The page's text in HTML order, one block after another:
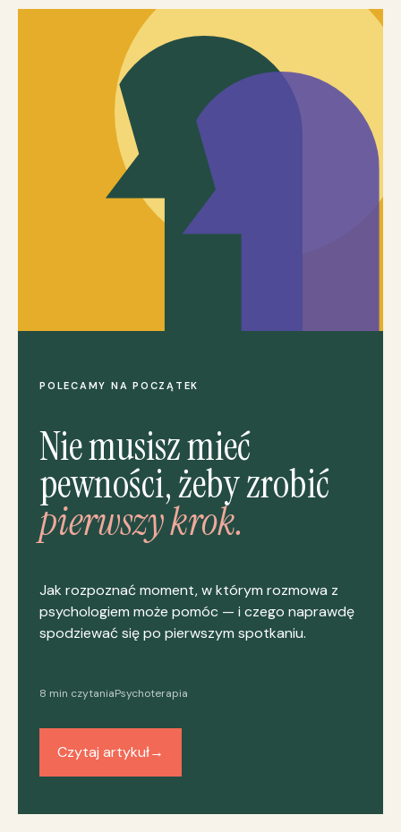
POLECAMY NA POCZĄTEK
Nie musisz mieć
pewności, żeby zrobić
pierwszy krok.
Jak rozpoznać moment, w którym rozmowa z
psychologiem może pomóc — i czego naprawdę
spodziewać się po pierwszym spotkaniu.
8 min czytaniaPsychoterapia
Czytaj artykuł→